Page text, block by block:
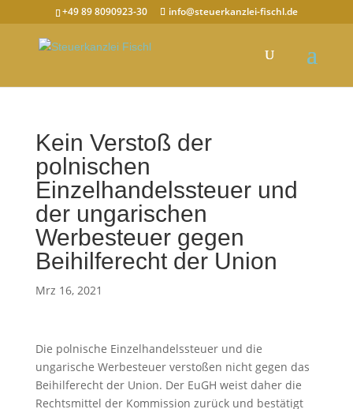
+49 89 8090923-30 info@steuerkanzlei-fischl.de
Kein Verstoß der
polnischen
Einzelhandelssteuer und
der ungarischen
Werbesteuer gegen
Beihilferecht der Union
Mrz 16, 2021
Die polnische Einzelhandelssteuer und die
ungarische Werbesteuer verstoßen nicht gegen das
Beihilferecht der Union. Der EuGH weist daher die
Rechtsmittel der Kommission zurück und bestätigt